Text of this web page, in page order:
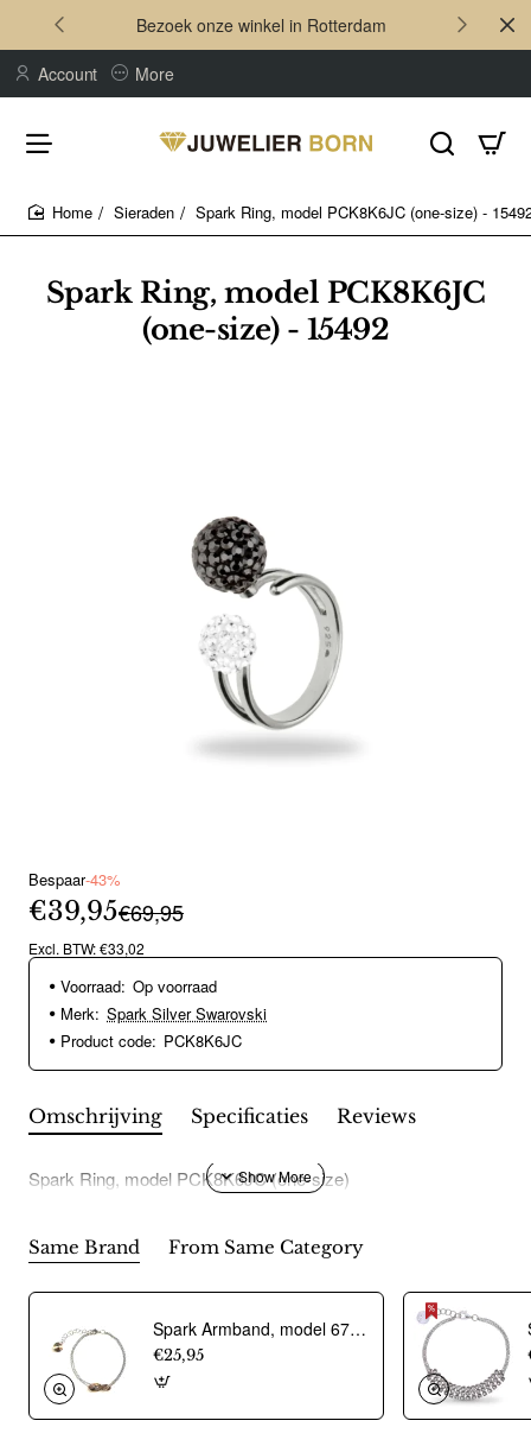
Bezoek onze winkel in Rotterdam
Account More
Spark Ring, model PCK8K6JC
(one-size) - 15492
Sieraden Spark Ring, model PCK8K6JC (one-size) -
Bespaar-43%
€39,95€69,95
Excl. BTW: €33,02
Voorraad: Op voorraad
Merk: Spark Silver Swarovski
Product code: PCK8K6JC
Omschrijving Specificaties Reviews
Spark Ring, model PCK8K6JC (one-size)
Same Brand From Same Category
Spark Armband, model 679218RGB - 14980
€25,95